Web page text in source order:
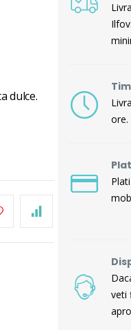
dulce.
ore.
veti